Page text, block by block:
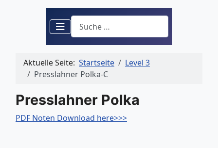
Suchen
Aktuelle Seite: Startseite
Level 3
Presslahner Polka-C
Presslahner Polka
PDF Noten Download here>>>